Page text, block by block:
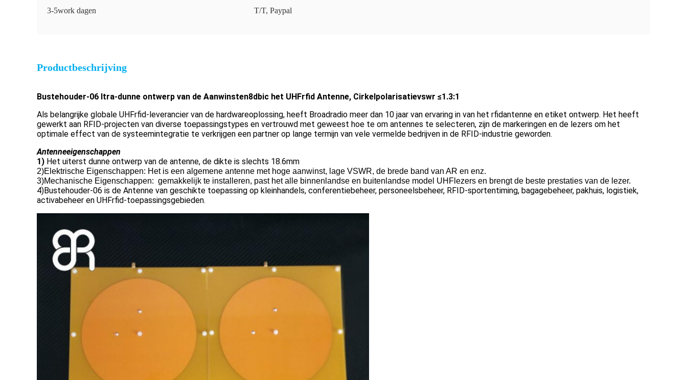
3-5work dagen T/T, Paypal
Productbeschrijving
Bustehouder-06 ltra-dunne ontwerp van de Aanwinsten8dbic het UHFrfid Antenne, Cirkelpolarisatievswr ≤1.3:1
Als belangrijke globale UHFrfid-leverancier van de hardwareoplossing, heeft Broadradio meer dan 10 jaar van ervaring in van het rfidantenne en etiket ontwerp. Het heeft
gewerkt aan RFID-projecten van diverse toepassingstypes en vertrouwd met geweest hoe te om antennes te selecteren, zijn de markeringen en de lezers om het
optimale effect van de systeemintegratie te verkrijgen een partner op lange termijn van vele vermelde bedrijven in de RFID-industrie geworden.
Antenneeigenschappen
1) Het uiterst dunne ontwerp van de antenne, de dikte is slechts 18.6mm
2)Elektrische Eigenschappen: Het is een algemene antenne met hoge aanwinst, lage VSWR, de brede band van AR en enz.
3)Mechanische Eigenschappen: gemakkelijk te installeren, past het alle binnenlandse en buitenlandse model UHFlezers en brengt de beste prestaties van de lezer.
4)Bustehouder-06 is de Antenne van geschikte toepassing op kleinhandels, conferentiebeheer, personeelsbeheer, RFID-sportentiming, bagagebeheer, pakhuis, logistiek,
activabeheer en UHFrfid-toepassingsgebieden.